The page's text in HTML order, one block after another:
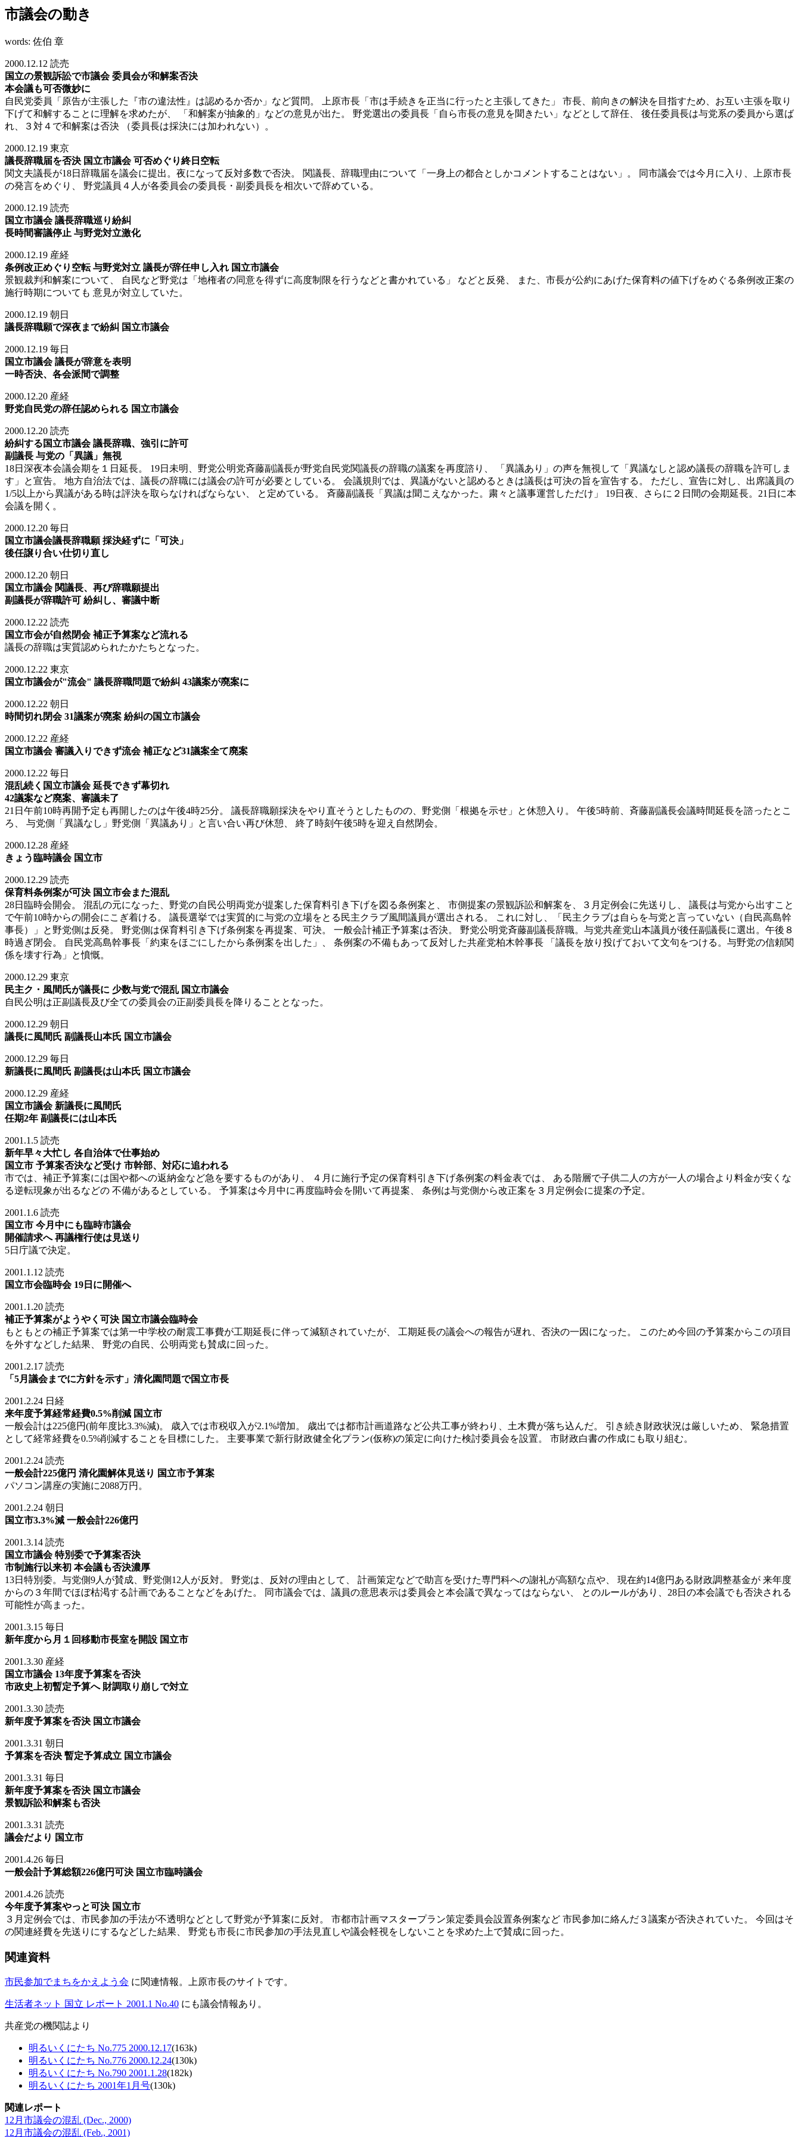
市議会の動き
words: 佐伯 章
2000.12.12 読売
国立の景観訴訟で市議会 委員会が和解案否決
本会議も可否微妙に
自民党委員「原告が主張した『市の違法性』は認めるか否か」など質問。 上原市長「市は手続きを正当に行ったと主張してきた」 市長、前向きの解決を目指すため、お互い主張を取り
下げて和解することに理解を求めたが、 「和解案が抽象的」などの意見が出た。 野党選出の委員長「自ら市長の意見を聞きたい」などとして辞任、 後任委員長は与党系の委員から選ば
れ、３対４で和解案は否決 （委員長は採決には加われない）。
2000.12.19 東京
議長辞職届を否決 国立市議会 可否めぐり終日空転
関文夫議長が18日辞職届を議会に提出。夜になって反対多数で否決。 関議長、辞職理由について「一身上の都合としかコメントすることはない」。 同市議会では今月に入り、上原市長
の発言をめぐり、 野党議員４人が各委員会の委員長・副委員長を相次いで辞めている。
2000.12.19 読売
国立市議会 議長辞職巡り紛糾
長時間審議停止 与野党対立激化
2000.12.19 産経
条例改正めぐり空転 与野党対立 議長が辞任申し入れ 国立市議会
景観裁判和解案について、 自民など野党は「地権者の同意を得ずに高度制限を行うなどと書かれている」 などと反発、 また、市長が公約にあげた保育料の値下げをめぐる条例改正案の
施行時期についても 意見が対立していた。
2000.12.19 朝日
議長辞職願で深夜まで紛糾 国立市議会
2000.12.19 毎日
国立市議会 議長が辞意を表明
一時否決、各会派間で調整
2000.12.20 産経
野党自民党の辞任認められる 国立市議会
2000.12.20 読売
紛糾する国立市議会 議長辞職、強引に許可
副議長 与党の「異議」無視
18日深夜本会議会期を１日延長。 19日未明、野党公明党斉藤副議長が野党自民党関議長の辞職の議案を再度諮り、 「異議あり」の声を無視して「異議なしと認め議長の辞職を許可しま
す」と宣告。 地方自治法では、議長の辞職には議会の許可が必要としている。 会議規則では、異議がないと認めるときは議長は可決の旨を宣告する。 ただし、宣告に対し、出席議員の
1/5以上から異議がある時は評決を取らなければならない、 と定めている。 斉藤副議長「異議は聞こえなかった。粛々と議事運営しただけ」 19日夜、さらに２日間の会期延長。21日に本
会議を開く。
2000.12.20 毎日
国立市議会議長辞職願 採決経ずに「可決」
後任譲り合い仕切り直し
2000.12.20 朝日
国立市議会 関議長、再び辞職願提出
副議長が辞職許可 紛糾し、審議中断
2000.12.22 読売
国立市会が自然閉会 補正予算案など流れる
議長の辞職は実質認められたかたちとなった。
2000.12.22 東京
国立市議会が"流会" 議長辞職問題で紛糾 43議案が廃案に
2000.12.22 朝日
時間切れ閉会 31議案が廃案 紛糾の国立市議会
2000.12.22 産経
国立市議会 審議入りできず流会 補正など31議案全て廃案
2000.12.22 毎日
混乱続く国立市議会 延長できず幕切れ
42議案など廃案、審議未了
21日午前10時再開予定も再開したのは午後4時25分。 議長辞職願採決をやり直そうとしたものの、野党側「根拠を示せ」と休憩入り。 午後5時前、斉藤副議長会議時間延長を諮ったとこ
ろ、 与党側「異議なし」野党側「異議あり」と言い合い再び休憩、 終了時刻午後5時を迎え自然閉会。
2000.12.28 産経
きょう臨時議会 国立市
2000.12.29 読売
保育料条例案が可決 国立市会また混乱
28日臨時会開会。 混乱の元になった、野党の自民公明両党が提案した保育料引き下げを図る条例案と、 市側提案の景観訴訟和解案を、３月定例会に先送りし、 議長は与党から出すこと
で午前10時からの開会にこぎ着ける。 議長選挙では実質的に与党の立場をとる民主クラブ風間議員が選出される。 これに対し、「民主クラブは自らを与党と言っていない（自民高島幹
事長）」と野党側は反発。 野党側は保育料引き下げ条例案を再提案、可決。 一般会計補正予算案は否決。 野党公明党斉藤副議長辞職。与党共産党山本議員が後任副議長に選出。午後８
時過ぎ閉会。 自民党高島幹事長「約束をほごにしたから条例案を出した」、 条例案の不備もあって反対した共産党柏木幹事長 「議長を放り投げておいて文句をつける。与野党の信頼関
係を壊す行為」と憤慨。
2000.12.29 東京
民主ク・風間氏が議長に 少数与党で混乱 国立市議会
自民公明は正副議長及び全ての委員会の正副委員長を降りることとなった。
2000.12.29 朝日
議長に風間氏 副議長山本氏 国立市議会
2000.12.29 毎日
新議長に風間氏 副議長は山本氏 国立市議会
2000.12.29 産経
国立市議会 新議長に風間氏
任期2年 副議長には山本氏
2001.1.5 読売
新年早々大忙し 各自治体で仕事始め
国立市 予算案否決など受け 市幹部、対応に追われる
市では、補正予算案には国や都への返納金など急を要するものがあり、 ４月に施行予定の保育料引き下げ条例案の料金表では、 ある階層で子供二人の方が一人の場合より料金が安くな
る逆転現象が出るなどの 不備があるとしている。 予算案は今月中に再度臨時会を開いて再提案、 条例は与党側から改正案を３月定例会に提案の予定。
2001.1.6 読売
国立市 今月中にも臨時市議会
開催請求へ 再議権行使は見送り
5日庁議で決定。
2001.1.12 読売
国立市会臨時会 19日に開催へ
2001.1.20 読売
補正予算案がようやく可決 国立市議会臨時会
もともとの補正予算案では第一中学校の耐震工事費が工期延長に伴って減額されていたが、 工期延長の議会への報告が遅れ、否決の一因になった。 このため今回の予算案からこの項目
を外すなどした結果、 野党の自民、公明両党も賛成に回った。
2001.2.17 読売
「5月議会までに方針を示す」清化園問題で国立市長
2001.2.24 日経
来年度予算経常経費0.5%削減 国立市
一般会計は225億円(前年度比3.3%減)。 歳入では市税収入が2.1%増加。 歳出では都市計画道路など公共工事が終わり、土木費が落ち込んだ。 引き続き財政状況は厳しいため、 緊急措置
として経常経費を0.5%削減することを目標にした。 主要事業で新行財政健全化プラン(仮称)の策定に向けた検討委員会を設置。 市財政白書の作成にも取り組む。
2001.2.24 読売
一般会計225億円 清化園解体見送り 国立市予算案
パソコン講座の実施に2088万円。
2001.2.24 朝日
国立市3.3%減 一般会計226億円
2001.3.14 読売
国立市議会 特別委で予算案否決
市制施行以来初 本会議も否決濃厚
13日特別委。与党側9人が賛成、野党側12人が反対。 野党は、反対の理由として、 計画策定などで助言を受けた専門科への謝礼が高額な点や、 現在約14億円ある財政調整基金が 来年度
からの３年間でほぼ枯渇する計画であることなどをあげた。 同市議会では、議員の意思表示は委員会と本会議で異なってはならない、 とのルールがあり、28日の本会議でも否決される
可能性が高まった。
2001.3.15 毎日
新年度から月１回移動市長室を開設 国立市
2001.3.30 産経
国立市議会 13年度予算案を否決
市政史上初暫定予算へ 財調取り崩しで対立
2001.3.30 読売
新年度予算案を否決 国立市議会
2001.3.31 朝日
予算案を否決 暫定予算成立 国立市議会
2001.3.31 毎日
新年度予算案を否決 国立市議会
景観訴訟和解案も否決
2001.3.31 読売
議会だより 国立市
2001.4.26 毎日
一般会計予算総額226億円可決 国立市臨時議会
2001.4.26 読売
今年度予算案やっと可決 国立市
３月定例会では、市民参加の手法が不透明などとして野党が予算案に反対。 市都市計画マスタープラン策定委員会設置条例案など 市民参加に絡んだ３議案が否決されていた。 今回はそ
の関連経費を先送りにするなどした結果、 野党も市長に市民参加の手法見直しや議会軽視をしないことを求めた上で賛成に回った。
関連資料
市民参加でまちをかえよう会 に関連情報。上原市長のサイトです。
生活者ネット 国立 レポート 2001.1 No.40 にも議会情報あり。
共産党の機関誌より
明るいくにたち No.775 2000.12.17(163k)
明るいくにたち No.776 2000.12.24(130k)
明るいくにたち No.790 2001.1.28(182k)
明るいくにたち 2001年1月号(130k)
関連レポート
12月市議会の混乱 (Dec., 2000)
12月市議会の混乱 (Feb., 2001)